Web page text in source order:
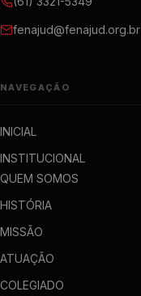
fenajud@fenajud.org.br
NAVEGAÇÃO
INICIAL
INSTITUCIONAL
QUEM SOMOS
HISTÓRIA
MISSÃO
ATUAÇÃO
COLEGIADO